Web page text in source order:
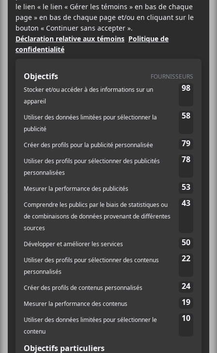
Catégorie
d’Évènement:
Spectacle
Site :
.com/duchess-says-
sigil
Laissez un commentaire
Commentaire
Nom (obligatoire)
Email (ne sera pas publié) (obligatoire)